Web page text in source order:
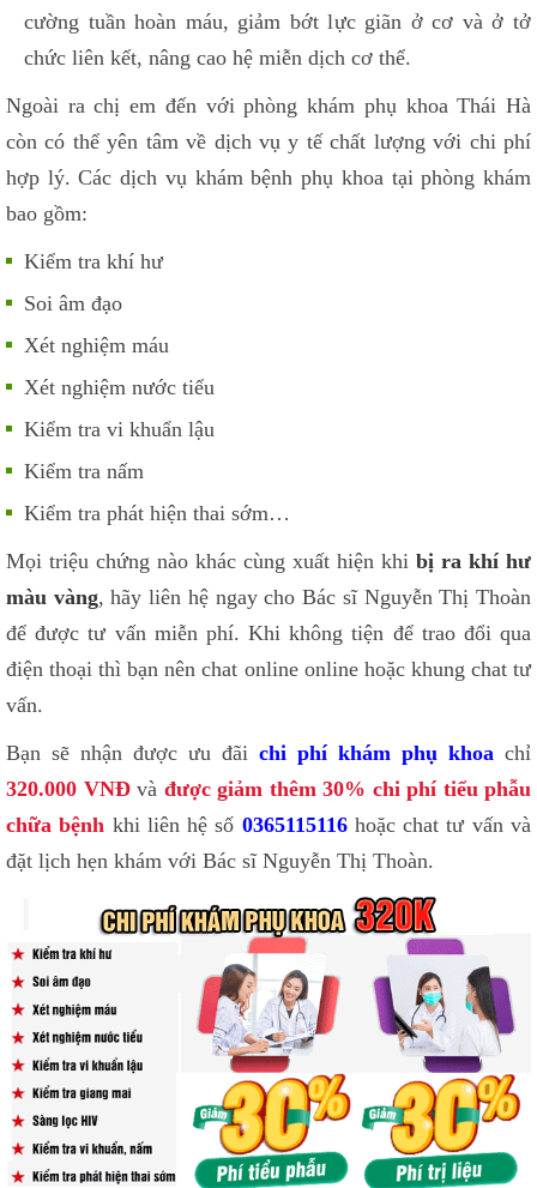
cường tuần hoàn máu, giảm bớt lực giãn ở cơ và ở tở
chức liên kết, nâng cao hệ miễn dịch cơ thể.
Ngoài ra chị em đến với phòng khám phụ khoa Thái Hà
còn có thể yên tâm về dịch vụ y tế chất lượng với chi phí
hợp lý. Các dịch vụ khám bệnh phụ khoa tại phòng khám
bao gồm:
Kiểm tra khí hư
Soi âm đạo
Xét nghiệm máu
Xét nghiệm nước tiểu
Kiểm tra vi khuẩn lậu
Kiểm tra nấm
Kiểm tra phát hiện thai sớm…
Mọi triệu chứng nào khác cùng xuất hiện khi bị ra khí hư
màu vàng, hãy liên hệ ngay cho Bác sĩ Nguyễn Thị Thoàn
để được tư vấn miễn phí. Khi không tiện để trao đổi qua
điện thoại thì bạn nên chat online online hoặc khung chat tư
vấn.
Bạn sẽ nhận được ưu đãi chi phí khám phụ khoa chỉ
320.000 VNĐvà được giảm thêm 30% chi phí tiểu phẫu
chữa bệnh khi liên hệ số 0365115116hoặc chat tư vấn và
đặt lịch hẹn khám với Bác sĩ Nguyễn Thị Thoàn.